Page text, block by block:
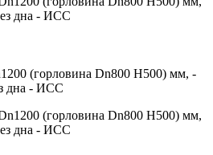
(горловина Dn800 H500) мм, -
дна - ИСС